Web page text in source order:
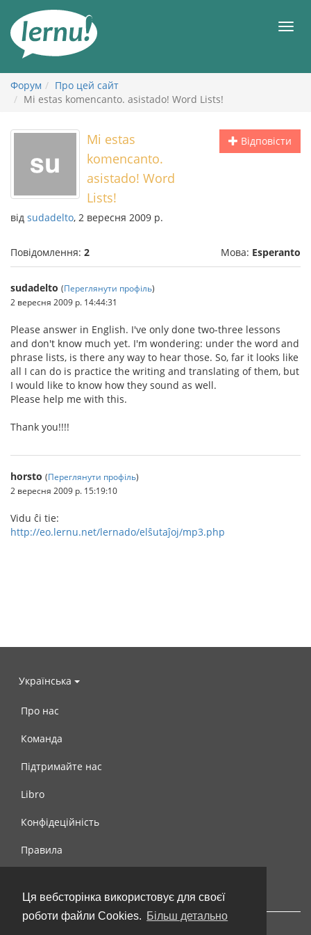
Ця вебсторінка використовує для своєї
роботи файли Cookies. Більш детально
змісту
Форум
Про цей сайт
Mi estas komencanto. asistado! Word Lists!
Відповісти
Mi estas
komencanto.
asistado! Word
Lists!
від sudadelto, 2 вересня 2009 р.
Повідомлення: 2 Мова: Esperanto
sudadelto (Переглянути профіль)
2 вересня 2009 р. 14:44:31
Please answer in English. I've only done two-three lessons
and don't know much yet. I'm wondering: under the word and
phrase lists, is there any way to hear those. So, far it looks like
all I can do is practice the writing and translating of them, but
I would like to know how they sound as well.
Please help me with this.
Thank you!!!!
horsto (Переглянути профіль)
2 вересня 2009 р. 15:19:10
Vidu ĉi tie:
http://eo.lernu.net/lernado/elŝutaĵoj/mp3.php
Українська
Про нас
Команда
Підтримайте нас
Libro
Конфідеційність
Правила